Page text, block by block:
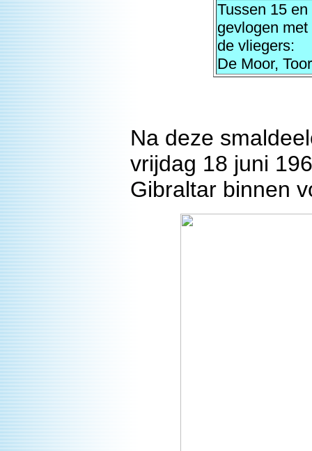
Tussen 15
gevlogen
de vliegers:
De Moor,
Na deze
vrijdag 18 juni
Gibraltar binnen